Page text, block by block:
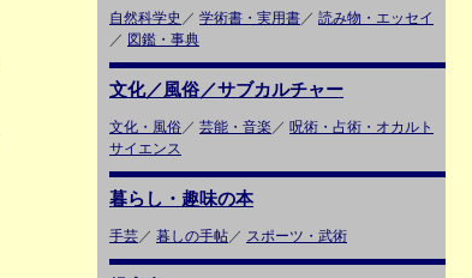
自然科学史 ／ 学術書・実用書／ 読み物・エッセイ
／ 図鑑・事典
文化／風俗／サブカルチャー
文化・風俗／ 芸能・音楽 ／ 呪術・占術・オカルト
サイエンス
暮らし・趣味の本
手芸／ 暮しの手帖／ スポーツ・武術